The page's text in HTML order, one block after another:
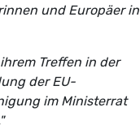
und Europäer in
Treffen in der
der EU-
im Ministerrat